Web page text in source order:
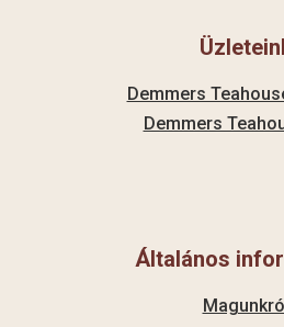
Demmers
Demmers
Általános